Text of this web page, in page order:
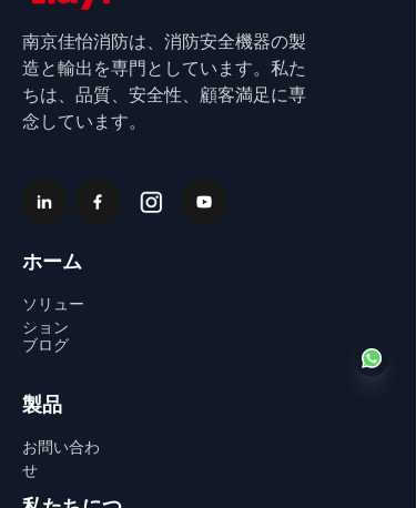
ホーム
製品
ソリュー
ション
お問い合わ
せ
ブログ
南京佳怡消防は、消防安全機器の製
造と輸出を専門としています。私た
ちは、品質、安全性、顧客満足に専
念しています。